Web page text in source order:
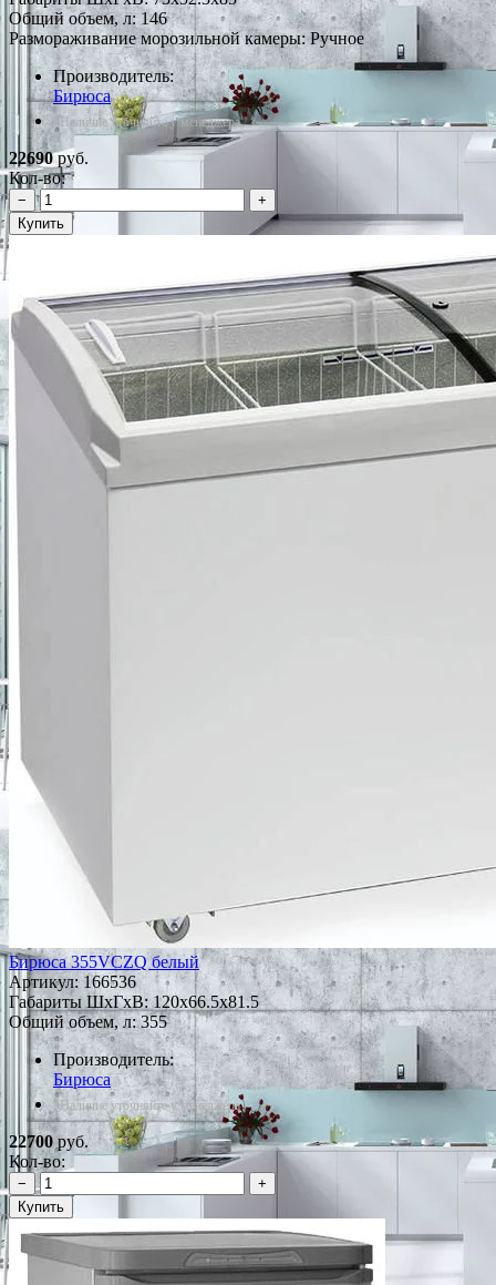
Общий объем, л: 146
Размораживание морозильной камеры: Ручное
Производитель:
Бирюса
*Наличие уточняйте у менеджера
22690руб.
Кол-во:
−
+
Купить
Бирюса 355VCZQ белый
Артикул:166536
Габариты ШxГxВ: 120x66.5x81.5
Общий объем, л: 355
Производитель:
Бирюса
*Наличие уточняйте у менеджера
22700 руб.
Кол-во:
−
+
Купить